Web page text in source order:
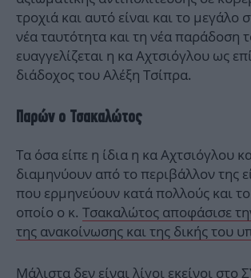
τροχιά και αυτό είναι και το μεγάλο
νέα ταυτότητα και τη νέα παράδοση
ευαγγελίζεται η κα Αχτσιόγλου ως
διάδοχος του Αλέξη Τσίπρα.
Παρών ο Τσακαλώτος
Τα όσα είπε η ίδια η κα Αχτσιόγλου
διαμηνύουν από το περιβάλλον της
που ερμηνεύουν κατά πολλούς και
οποίο ο κ. Τσακαλώτος αποφάσισε
της ανακοίνωσης και της δικής του
Μάλιστα δεν είναι λίγοι εκείνοι στο